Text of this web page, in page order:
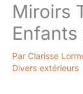
Miroirs
Par Clarisse
Divers extérieurs